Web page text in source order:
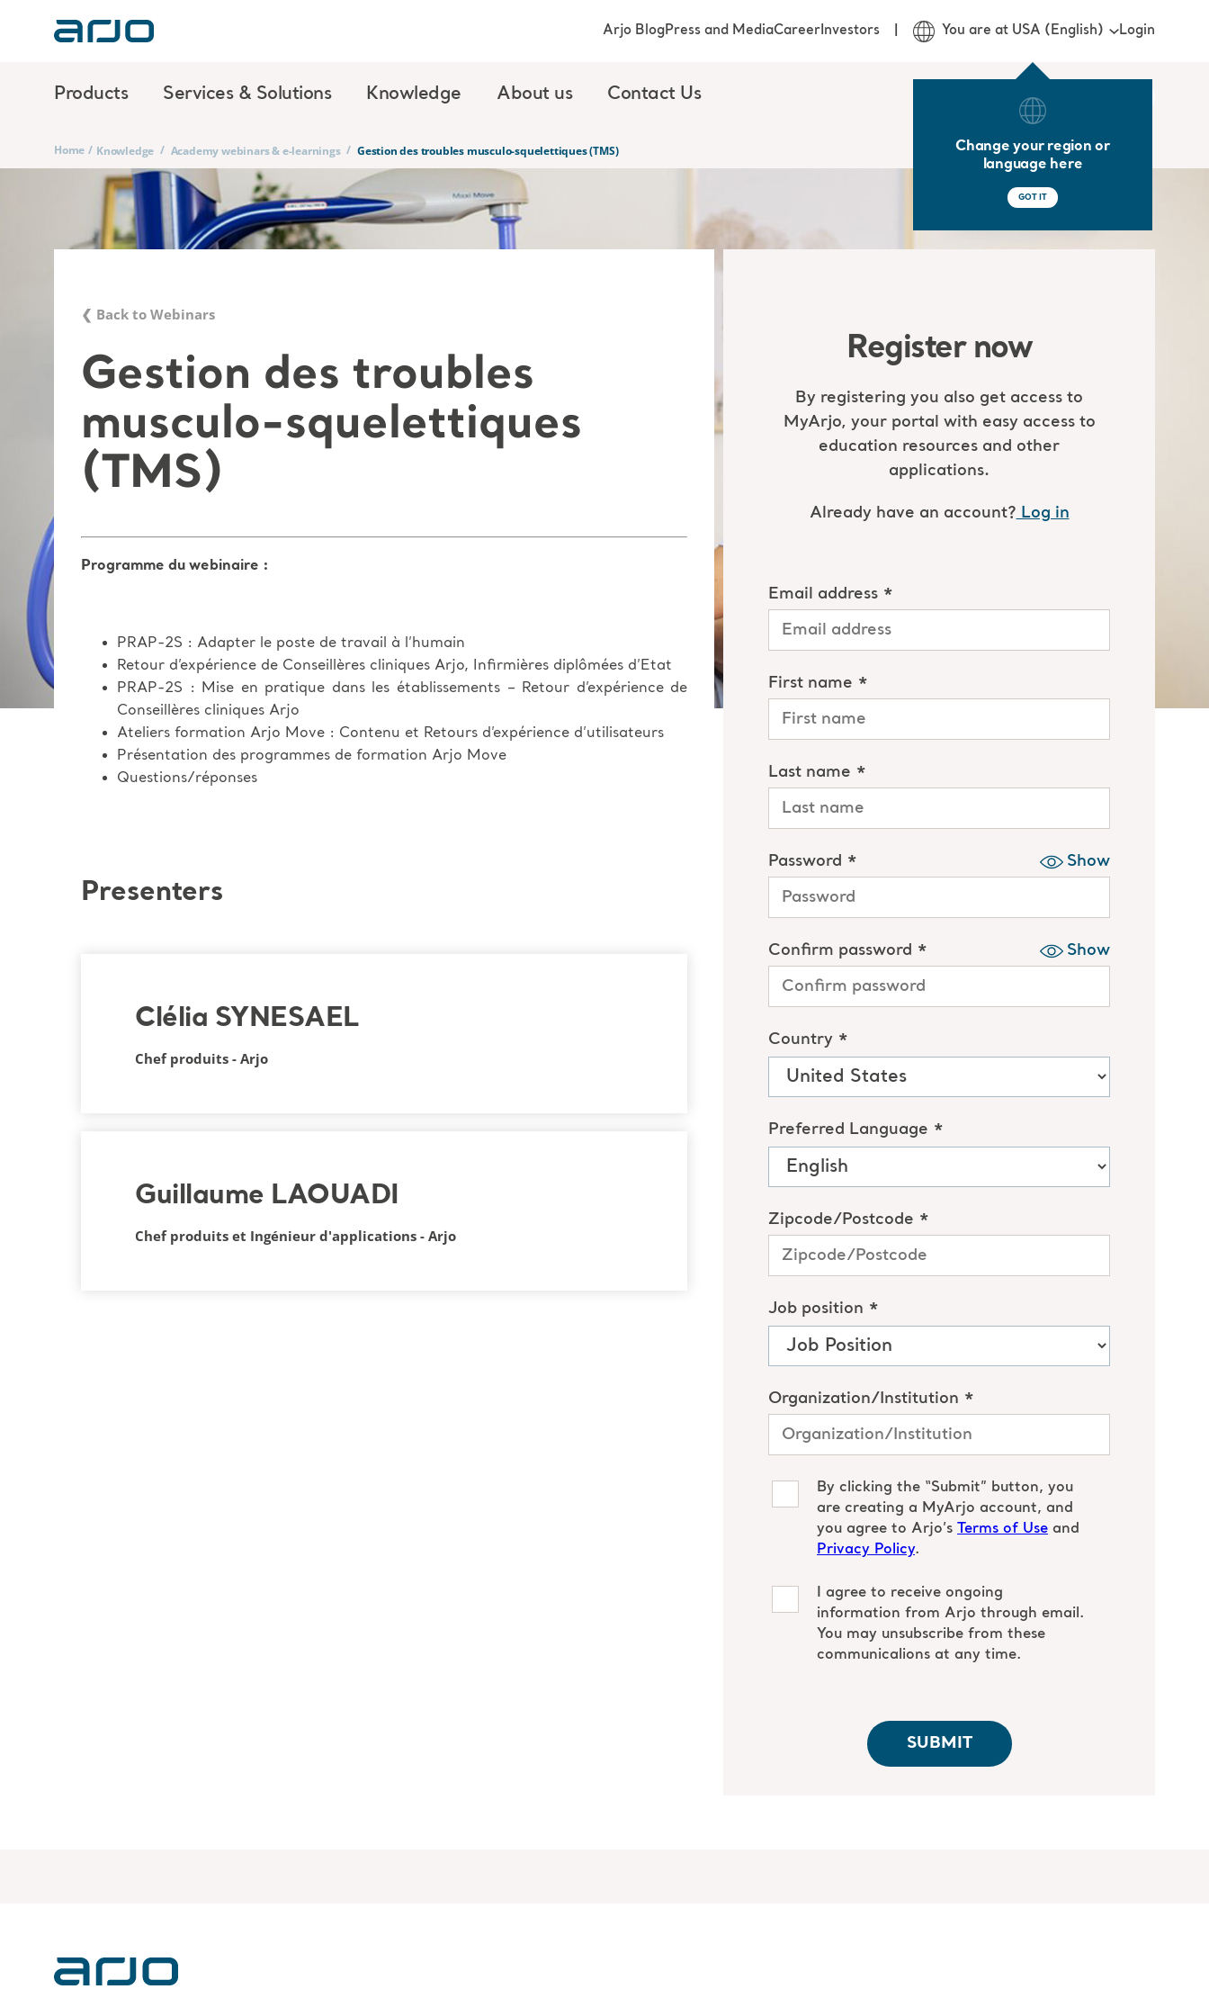
Products Services & Solutions Knowledge About us Contact Us
Arjo BlogPress and MediaCareerInvestors You are at USA (English)
Change your region or
language here
GOT IT
Login
Home / Knowledge / Academy webinars & e-learnings / Gestion des troubles musculo-squelettiques (TMS)
❮ Back to Webinars
Gestion des troubles
musculo-squelettiques
(TMS)
Programme du webinaire :
PRAP-2S : Adapter le poste de travail à l’humain
Retour d’expérience de Conseillères cliniques Arjo, Infirmières diplômées d’Etat
PRAP-2S : Mise en pratique dans les établissements – Retour d’expérience de
Conseillères cliniques Arjo
Ateliers formation Arjo Move : Contenu et Retours d’expérience d’utilisateurs
Présentation des programmes de formation Arjo Move
Questions/réponses
Presenters
Clélia SYNESAEL
Chef produits - Arjo
Guillaume LAOUADI
Chef produits et Ingénieur d'applications - Arjo